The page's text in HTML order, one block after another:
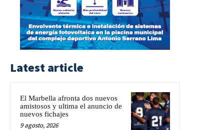
Latest article
El Marbella afronta dos nuevos
amistosos y ultima el anuncio de
nuevos fichajes
9 agosto, 2026